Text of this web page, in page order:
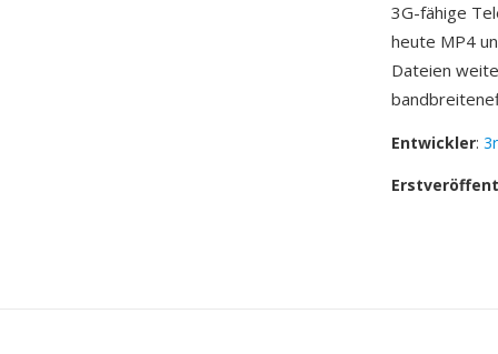
3G-fähige
heute MP4
Dateien
Entwickler: